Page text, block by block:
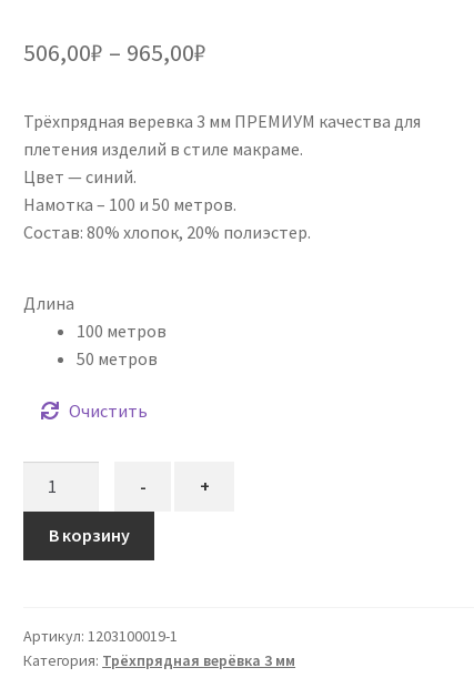
506,00₽ – 965,00₽
506,00₽
965,00₽
Трёхпрядная веревка 3 мм ПРЕМИУМ качества для
плетения изделий в стиле макраме.
Цвет — синий.
Намотка – 100 и 50 метров.
Состав: 80% хлопок, 20% полиэстер.
Длина
100 метров
50 метров
Очистить
Трёхпрядная
веревка
синий
- +
В корзину
Артикул:1203100019-1
Категория: Трёхпрядная верёвка 3 мм